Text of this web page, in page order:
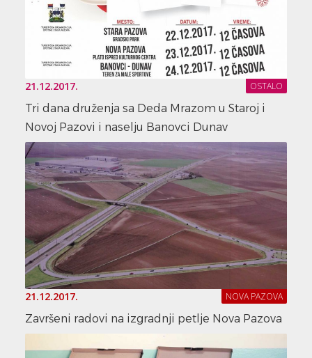
21.12.2017. OSTALO
Tri dana druženja sa Deda Mrazom u Staroj i
Novoj Pazovi i naselju Banovci Dunav
21.12.2017. NOVA PAZOVA
Završeni radovi na izgradnji petlje Nova Pazova